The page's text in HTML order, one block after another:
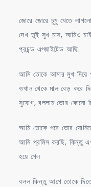
জোরে জোরে চুমু খেতে
দেখ তুই সুখ চাস, আমিও
প্রচন্ড এগ্জ়াইটেড আছি.
আমি তোকে আমার মুখ দিয়ে
ওখান থেকে মাল বেড় করে
সুযোগ, বললাম তোর কোনো
আমি তোকে পরে তোর
আমি প্রমিস করছি, কিন্তু
হয়ে গেল
বলল কিন্তু আগে তোকে